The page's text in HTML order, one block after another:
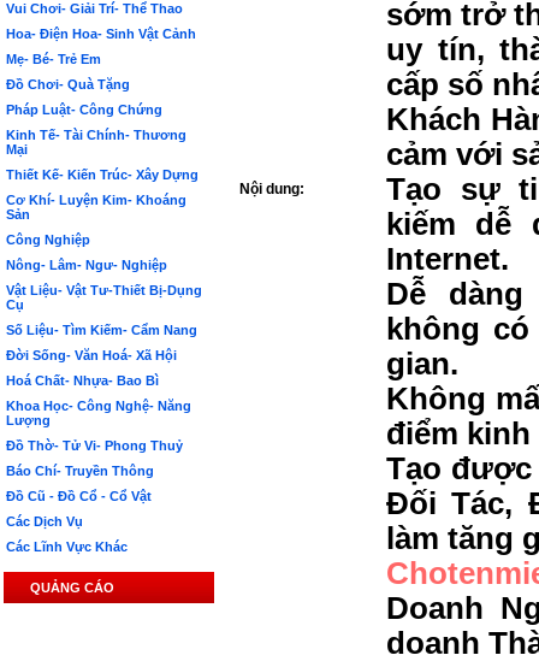
Vui Chơi- Giải Trí- Thể Thao
Hoa- Điện Hoa- Sinh Vật Cảnh
Mẹ- Bé- Trẻ Em
Đồ Chơi- Quà Tặng
Pháp Luật- Công Chứng
Kinh Tế- Tài Chính- Thương
Mại
Thiết Kế- Kiến Trúc- Xây Dựng
Cơ Khí- Luyện Kim- Khoáng
Sản
Công Nghiệp
Nông- Lâm- Ngư- Nghiệp
Vật Liệu- Vật Tư-Thiết Bị-Dụng
Cụ
Số Liệu- Tìm Kiếm- Cẩm Nang
Đời Sống- Văn Hoá- Xã Hội
Hoá Chất- Nhựa- Bao Bì
Khoa Học- Công Nghệ- Năng
Lượng
Đồ Thờ- Tử Vi- Phong Thuỷ
Báo Chí- Truyền Thông
Đồ Cũ - Đồ Cổ - Cổ Vật
Các Dịch Vụ
Các Lĩnh Vực Khác
QUẢNG CÁO
Nội dung:
sớm trở
uy tín,
cấp số
Khách
cảm với
Tạo sự
kiếm dễ
Internet.
Dễ
không
gian.
Không
điểm kinh
Tạo được
Đối Tác,
làm tăng
Doanh
doanh